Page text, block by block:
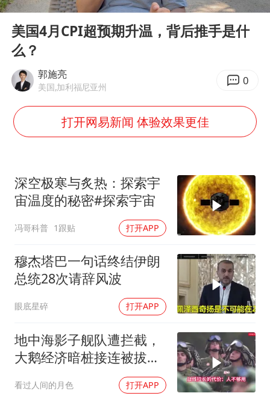
周末打虎 宋致远被查
刘浩存百花奖开幕式红裙起舞
万岁山接盘烂尾恒大文旅城
多个明星演唱会取消
习近平心系体育强国建设
Play
美国4月CPI超预期升温，背后推手是什
么？
郭施亮
美国,加利福尼亚州 0
打开网易新闻 体验效果更佳
深空极寒与炙热：探索宇
宙温度的秘密#探索宇宙
冯哥科普 1跟贴 打开APP
穆杰塔巴一句话终结伊朗
总统28次请辞风波
眼底星碎 打开APP
地中海影子舰队遭拦截，
大鹅经济暗桩接连被拔，
看过人间的月色 打开APP